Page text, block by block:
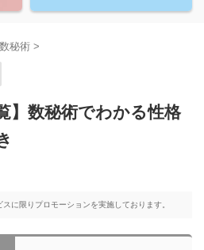
数秘術 >
】数秘術でわかる性格
に限りプロモーションを実施しております。